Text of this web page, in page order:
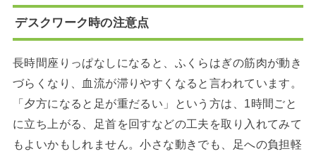
デスクワーク時の注意点
長時間座りっぱなしになると、ふくらはぎの筋肉が動き
づらくなり、血流が滞りやすくなると言われています。
「夕方になると足が重だるい」という方は、1時間ごと
に立ち上がる、足首を回すなどの工夫を取り入れてみて
もよいかもしれません。小さな動きでも、足への負担軽